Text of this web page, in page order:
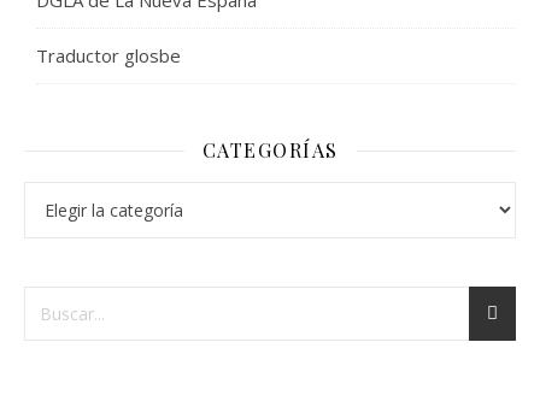
Traductor glosbe
CATEGORÍAS